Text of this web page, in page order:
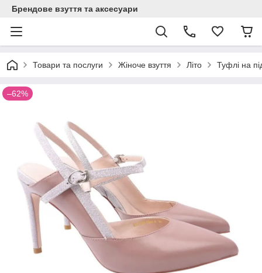
Брендове взуття та аксесуари
Товари та послуги Жіноче взуття Літо Туфлі на
–62%